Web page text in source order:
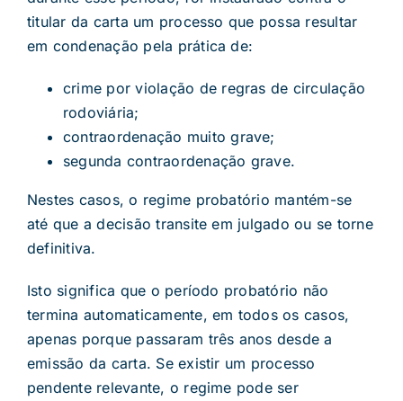
titular da carta um processo que possa resultar
em condenação pela prática de:
crime por violação de regras de circulação
rodoviária;
contraordenação muito grave;
segunda contraordenação grave.
Nestes casos, o regime probatório mantém-se
até que a decisão transite em julgado ou se torne
definitiva.
Isto significa que o período probatório não
termina automaticamente, em todos os casos,
apenas porque passaram três anos desde a
emissão da carta. Se existir um processo
pendente relevante, o regime pode ser